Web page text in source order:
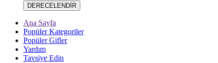
Ana Sayfa
Popüler Kategoriler
Popüler Gifler
Yardım
Tavsiye Edin